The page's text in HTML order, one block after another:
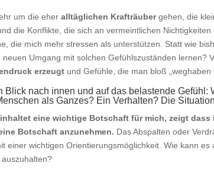
um die eheralltäglichen Krafträubergehen, die
die Konflikte, die sich an vermeintlichen
die mich mehr stressen als unterstützen. Statt wie
neuen Umgang mit solchen Gefühlszuständen lernen?
erzeugt und Gefühle, die man bloß
Blick nach innen und auf das belastende
als Ganzes? Ein Verhalten? Die
eine wichtige Botschaft für mich, zeigt
Botschaft anzunehmen. Das Abspalten oder
einer wichtigen Orientierungsmöglichkeit. Wie kann